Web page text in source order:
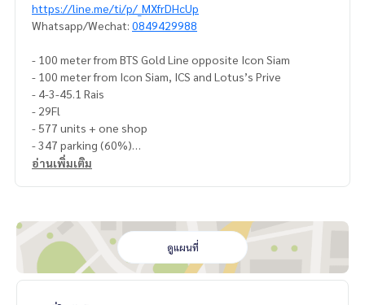
https://line.me/ti/p/_MXfrDHcUp
Whatsapp/Wechat: 0849429988
- 100 meter from BTS Gold Line opposite Icon Siam
- 100 meter from Icon Siam, ICS and Lotus’s Prive
- 4-3-45.1 Rais
- 29Fl
- 577 units + one shop
- 347 parking (60%)
- 40 meter infinity edge pool
#Rhythmcharoennakorniconic #rhythmcharoennakornicon
icforsell
#sellcondonexttobtsiconsiam #sellcondonexttoiconsiam
#sellcondooppositeiconsiam #ขายRhythmcharoennakorni
อ่านเพิ่มเติม
ดูแผนที่